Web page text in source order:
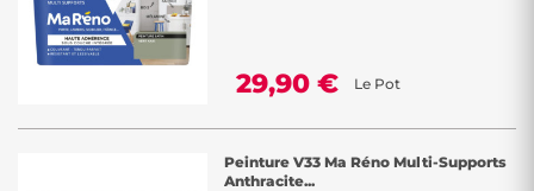
29,90 € Le Pot
Peinture V33 Ma Réno Multi-Supports
Anthracite...